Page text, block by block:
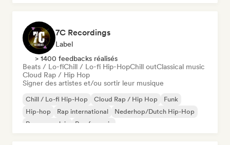
7C Recordings
Label
> 1400 feedbacks réalisés
Beats / Lo-fiChill / Lo-fi Hip-HopChill outClassical music
Cloud Rap / Hip Hop
Signer des artistes et/ou sortir leur musique
Chill / Lo-fi Hip-Hop Cloud Rap / Hip Hop
Funk
Hip-hop
Rap international
Nederhop/Dutch Hip-Hop
Rap en anglais
Rap francais